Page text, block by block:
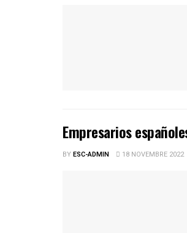
Empresarios
BYESC-ADMIN 18 NOVEMBRE 2022